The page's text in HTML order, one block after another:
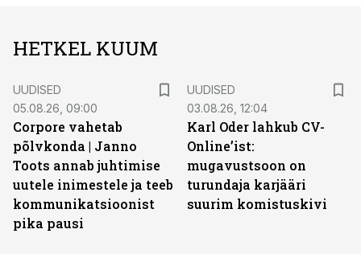
HETKEL KUUM
UUDISED
05.08.26, 09:00
Corpore vahetab
põlvkonda | Janno
Toots annab juhtimise
uutele inimestele ja teeb
kommunikatsioonist
pika pausi
UUDISED
03.08.26, 12:04
Karl Oder lahkub CV-
Online’ist:
mugavustsoon on
turundaja karjääri
suurim komistuskivi